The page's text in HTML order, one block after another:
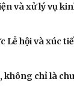
và xử lý vụ
Lễ hội và xúc
không chỉ là